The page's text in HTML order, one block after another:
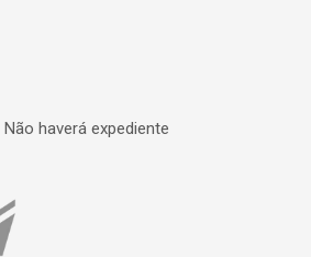
Não haverá expediente